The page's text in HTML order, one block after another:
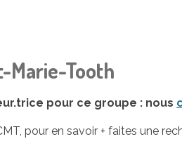
Marie-Tooth
pour ce groupe : nous
pour en savoir + faites une